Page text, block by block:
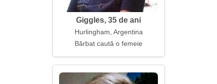
Giggles, 35 de ani
Hurlingham, Argentina
Bărbat caută o femeie